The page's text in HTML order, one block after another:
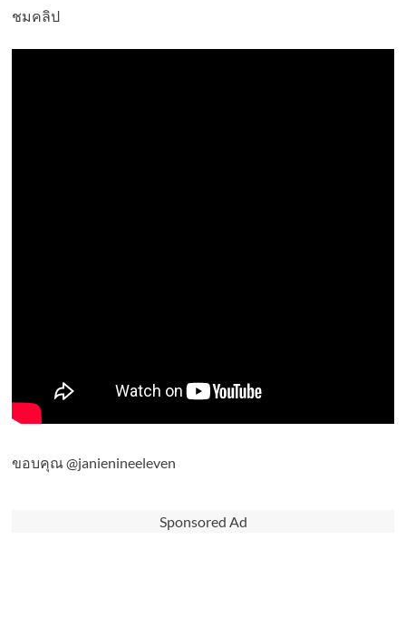
ชมคลิป
ขอบคุณ @janienineeleven
Sponsored Ad